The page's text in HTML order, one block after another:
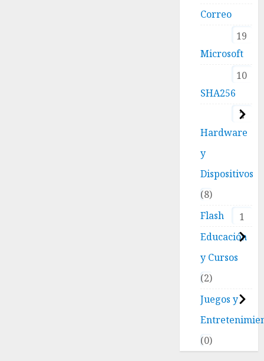
Correo
19
Microsoft
10
SHA256
2
Hardware
y
Dispositivos
8
Flash
1
Educación
y Cursos
2
Juegos y
0